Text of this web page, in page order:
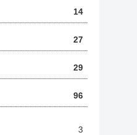
14
27
29
96
3